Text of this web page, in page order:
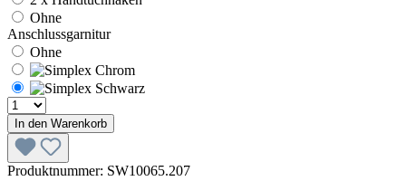
Ohne
Anschlussgarnitur
Ohne
In den Warenkorb
Produktnummer: SW10065.207